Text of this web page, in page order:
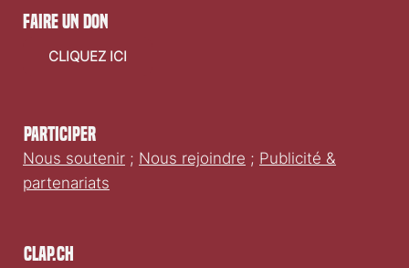
Clap.ch
Participer
Nous soutenir ; Nous rejoindre ; Publicité &
partenariats
faire un don
CLIQUEZ ICI